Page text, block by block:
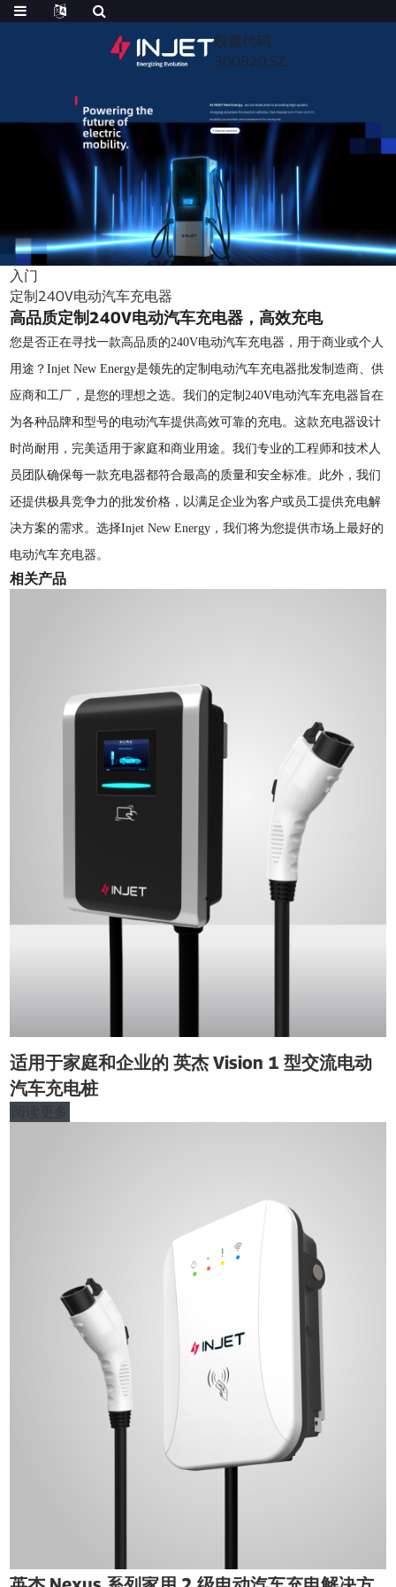
股票代码
300820.SZ
入门
定制240V电动汽车充电器
高品质定制240V电动汽车充电器，高效充电
您是否正在寻找一款高品质的240V电动汽车充电器，用于商业或个人
用途？Injet New Energy是领先的定制电动汽车充电器批发制造商、供
应商和工厂，是您的理想之选。我们的定制240V电动汽车充电器旨在
为各种品牌和型号的电动汽车提供高效可靠的充电。这款充电器设计
时尚耐用，完美适用于家庭和商业用途。我们专业的工程师和技术人
员团队确保每一款充电器都符合最高的质量和安全标准。此外，我们
还提供极具竞争力的批发价格，以满足企业为客户或员工提供充电解
决方案的需求。选择Injet New Energy，我们将为您提供市场上最好的
电动汽车充电器。
相关产品
适用于家庭和企业的 英杰 Vision 1 型交流电动
汽车充电桩
阅读更多